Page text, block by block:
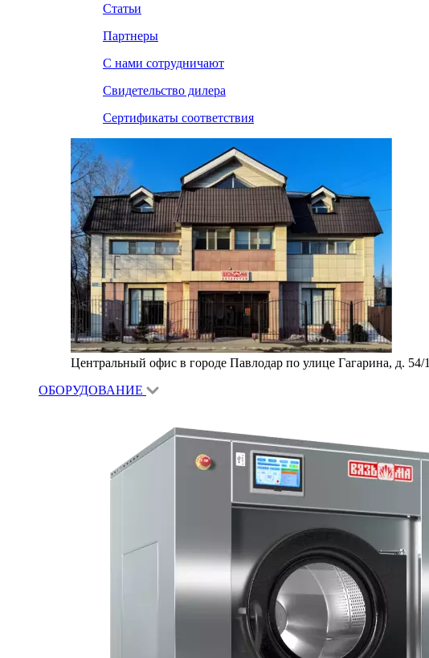
Статьи
Партнеры
С нами сотрудничают
Свидетельство дилера
Сертификаты соответствия
Центральный офис в городе Павлодар по улице Гагарина, д. 54/1
ОБОРУДОВАНИЕ